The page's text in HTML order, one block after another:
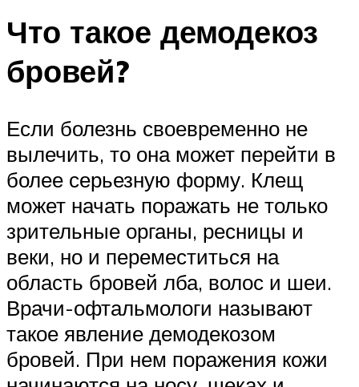
Что такое демодекоз
бровей?
Если болезнь своевременно не
вылечить, то она может перейти в
более серьезную форму. Клещ
может начать поражать не только
зрительные органы, ресницы и
веки, но и переместиться на
область бровей лба, волос и шеи.
Врачи-офтальмологи называют
такое явление демодекозом
бровей. При нем поражения кожи